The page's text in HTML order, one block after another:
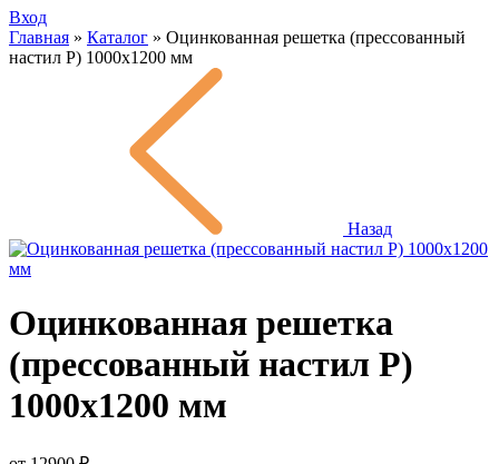
Вход
Главная » Каталог » Оцинкованная решетка (прессованный
настил Р) 1000х1200 мм
Назад
Оцинкованная решетка
(прессованный настил Р)
1000х1200 мм